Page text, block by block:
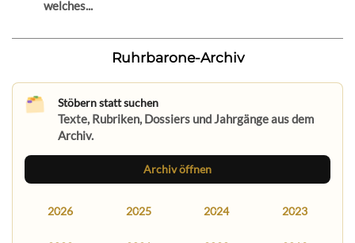
welches...
Ruhrbarone-Archiv
Stöbern statt suchen
Texte, Rubriken, Dossiers und Jahrgänge aus dem
Archiv.
Archiv öffnen
2026 2025 2024 2023